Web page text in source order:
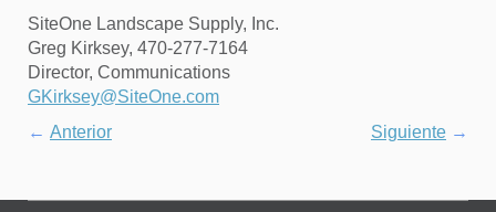
SiteOne Landscape Supply, Inc.
Greg Kirksey, 470-277-7164
Director, Communications
GKirksey@SiteOne.com
← Anterior Siguiente →